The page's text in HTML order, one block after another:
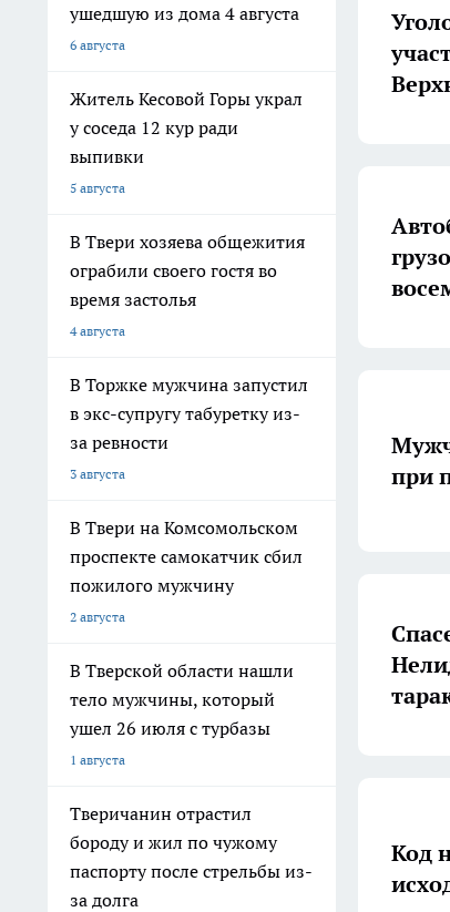
ушедшую из дома 4 августа
6 августа
Житель Кесовой Горы украл
у соседа 12 кур ради
выпивки
5 августа
В Твери хозяева общежития
ограбили своего гостя во
время застолья
4 августа
В Торжке мужчина запустил
в экс-супругу табуретку из-
за ревности
3 августа
В Твери на Комсомольском
проспекте самокатчик сбил
пожилого мужчину
2 августа
В Тверской области нашли
тело мужчины, который
ушел 26 июля с турбазы
1 августа
Тверичанин отрастил
бороду и жил по чужому
паспорту после стрельбы из-
за долга
при
Код